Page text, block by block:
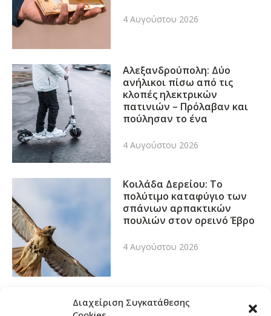
Διαχείριση Συγκατάθεσης
4 Αυγούστου 2026
Αλεξανδρούπολη: Δύο
ανήλικοι πίσω από τις
κλοπές ηλεκτρικών
πατινιών – Πρόλαβαν και
πούλησαν το ένα
4 Αυγούστου 2026
Κοιλάδα Δερείου: Το
πολύτιμο καταφύγιο των
σπάνιων αρπακτικών
πουλιών στον ορεινό Έβρο
4 Αυγούστου 2026